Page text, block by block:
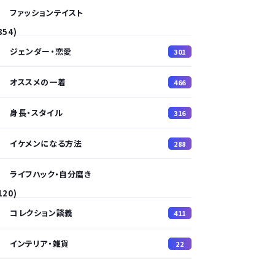
ファッションテイスト
ジェンダー・恋愛
301
オススメの一着 466
身長・スタイル 316
イケメンになる方法 288
ライフハック・自分磨き
コレクション談義
411
インテリア・雑貨 22